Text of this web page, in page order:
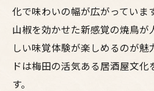
化で味わいの幅が広がっていま
山椒を効かせた新感覚の焼鳥が
しい味覚体験が楽しめるのが魅
ドは梅田の活気ある居酒屋文
す。